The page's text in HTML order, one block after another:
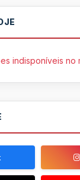
indisponíveis no